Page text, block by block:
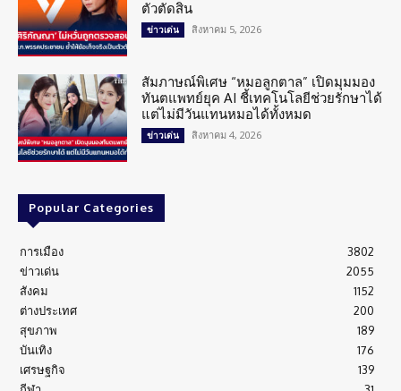
ตัวตัดสิน
ข่าวเด่น สิงหาคม 5, 2026
สัมภาษณ์พิเศษ “หมอลูกตาล” เปิดมุมมอง
ทันตแพทย์ยุค AI ชี้เทคโนโลยีช่วยรักษาได้
แต่ไม่มีวันแทนหมอได้ทั้งหมด
ข่าวเด่น สิงหาคม 4, 2026
Popular Categories
การเมือง
3802
ข่าวเด่น
2055
สังคม
1152
ต่างประเทศ
200
สุขภาพ
189
บันเทิง
176
เศรษฐกิจ
139